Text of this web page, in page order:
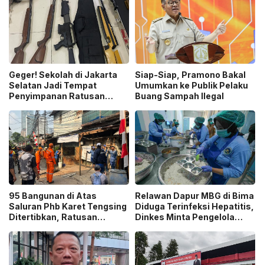
Geger! Sekolah di Jakarta
Selatan Jadi Tempat
Penyimpanan Ratusan
Pemilik
Siap-Siap, Pramono Bakal
Umumkan ke Publik Pelaku
Buang Sampah Ilegal
95 Bangunan di Atas
Saluran Phb Karet Tengsing
Ditertibkan, Ratusan
Dikerahkan
Relawan Dapur MBG di Bima
Diduga Terinfeksi Hepatitis,
Dinkes Minta Pengelola